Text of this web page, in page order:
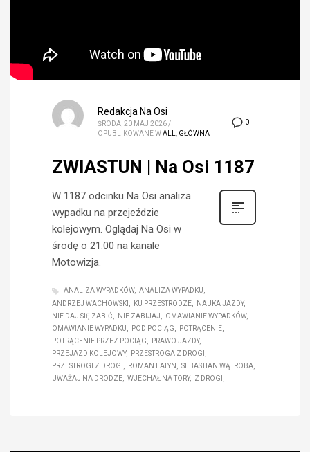
0
Redakcja Na Osi
ŚRODA, 20 MAJ 2026/
OPUBLIKOWANE WALL, GŁÓWNA
ZWIASTUN | Na Osi 1187
W 1187 odcinku Na Osi analiza
wypadku na przejeździe
kolejowym. Oglądaj Na Osi w
środę o 21:00 na kanale
Motowizja.
ANALIZA WYPADKÓW
ANALIZA WYPADKU
ANDRZEJ WACHOWSKI
KU PRZESTRODZE
NAUKA JAZDY
NIE DAJ SIĘ ZABIĆ
NIE ZABIJAJ
OMAWIANIE WYPADKÓW
OMAWIANIE WYPADKU
POD POCIĄG
POTRĄCENIE
POTRĄCENIE PRZEZ POCIĄG
PRAWO JAZDY
PRZEJAZD KOLEJOWY
PRZESTROGA Z DROGI
PRZESTROGI Z DROGI
ROMAN LATYN
SEBASTIAN WĄTROBA
UWAŻAJ NA DRODZE
WJECHAŁ NA TORY Z DROGI